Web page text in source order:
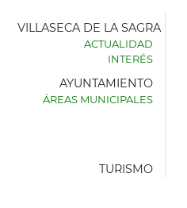
AYUNTAMIENTO
VILLASECA DE LA SAGRA
ACTUALIDAD
INTERÉS
AYUNTAMIENTO
ÁREAS MUNICIPALES
TURISMO